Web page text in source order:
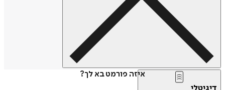
איזה פורמט בא לך?